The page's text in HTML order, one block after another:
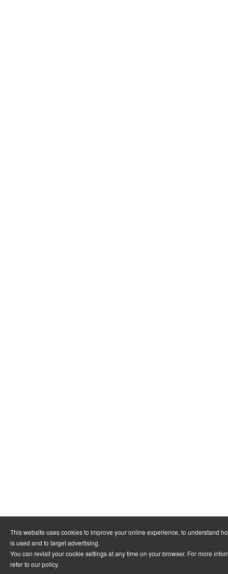
This website uses cookies to improve your online experience, to understand
is used and to target advertising.
You can revisit your cookie settings at any time on your browser. For more
refer to our policy.